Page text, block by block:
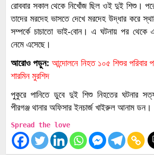
রোববার সকাল থেকে নিখোঁজ ছিল ওই দুই শিশু।
তাদের মরদেহ ভাসতে দেখে মরদেহ উদ্ধার করে
সম্পর্কে চাচাতো ভাই-বোন। এ ঘটনায় পর থেকে
নেমে এসেছে।
আরোও পড়ুন: আন্দোলনে নিহত ১০৫ শিশুর পরিবার
শারমিন মুরশিদ
পুকুরে পানিতে ডুবে দুই শিশু নিহতের ঘটনার
পীরগঞ্জ থানার অফিসার ইনচার্জ খাইরুল আনাম ডন।
Spread the love